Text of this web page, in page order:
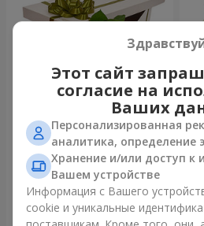
Цветы в коробке "15
розовых роз"
2 658 грн
Заказать
Этот сайт
согласие на
Ваших
Персонализированная
аналитика, определение
Хранение и/или доступ к
Вашем устройстве
Информация с Вашего
cookie и уникальные